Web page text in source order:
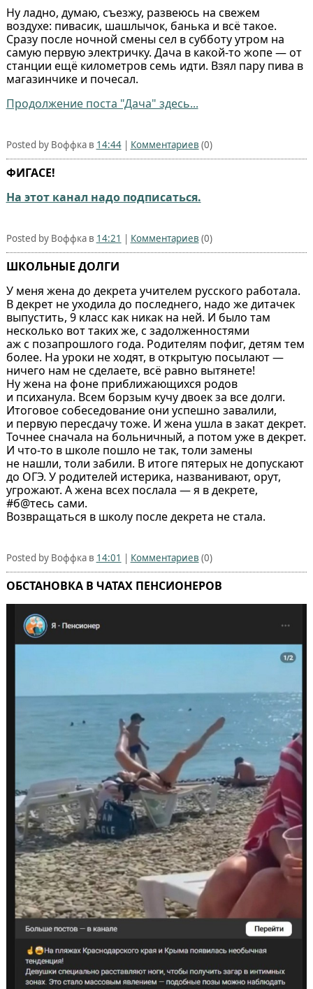
Ну ладно, думаю, съезжу, развеюсь на свежем
воздухе: пивасик, шашлычок, банька и всё такое.
Сразу после ночной смены сел в субботу утром на
самую первую электричку. Дача в какой‑то жопе — от
станции ещё километров семь идти. Взял пару пива в
магазинчике и почесал.
Продолжение поста "Дача" здесь...
Posted by Воффка в 14:44| Комментариев (0)
ФИГАСЕ!
На этот канал надо подписаться.
Posted by Воффка в 14:21 | Комментариев (0)
ШКОЛЬНЫЕ ДОЛГИ
У меня жена до декрета учителем русского работала.
В декрет не уходила до последнего, надо же дитачек
выпустить, 9 класс как никак на ней. И было там
несколько вот таких же, с задолженностями
аж с позапрошлого года. Родителям пофиг, детям тем
более. На уроки не ходят, в открытую посылают —
ничего нам не сделаете, всё равно вытянете!
Ну жена на фоне приближающихся родов
и психанула. Всем борзым кучу двоек за все долги.
Итоговое собеседование они успешно завалили,
и первую пересдачу тоже. И жена ушла в закат декрет.
Точнее сначала на больничный, а потом уже в декрет.
И что-то в школе пошло не так, толи замены
не нашли, толи забили. В итоге пятерых не допускают
до ОГЭ. У родителей истерика, названивают, орут,
угрожают. А жена всех послала — я в декрете,
#б@тесь сами.
Возвращаться в школу после декрета не стала.
Posted by Воффка в 14:01 | Комментариев (0)
ОБСТАНОВКА В ЧАТАХ ПЕНСИОНЕРОВ